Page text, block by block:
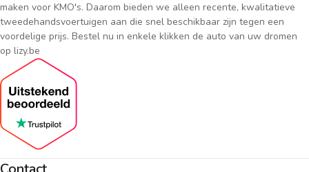
maken voor KMO's. Daarom bieden we alleen recente, kwalitatieve
tweedehandsvoertuigen aan die snel beschikbaar zijn tegen een
voordelige prijs. Bestel nu in enkele klikken de auto van uw dromen
op lizy.be